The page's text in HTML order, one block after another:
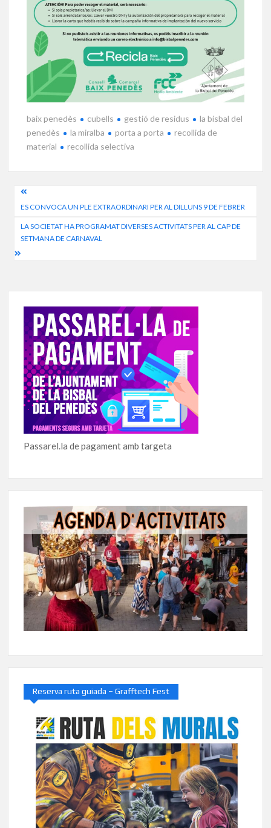
baix penedès cubells gestió de residus
la bisbal del
penedès
la miralba porta a porta
recollida de
material
recollida selectiva
Navegació
d'entrades
ES CONVOCA UN PLE EXTRAORDINARI PER AL DILLUNS 9 DE FEBRER
LA SOCIETAT HA PROGRAMAT DIVERSES ACTIVITATS PER AL CAP DE
SETMANA DE CARNAVAL
Passarel.la de pagament amb targeta
Reserva ruta guiada – Grafftech Fest